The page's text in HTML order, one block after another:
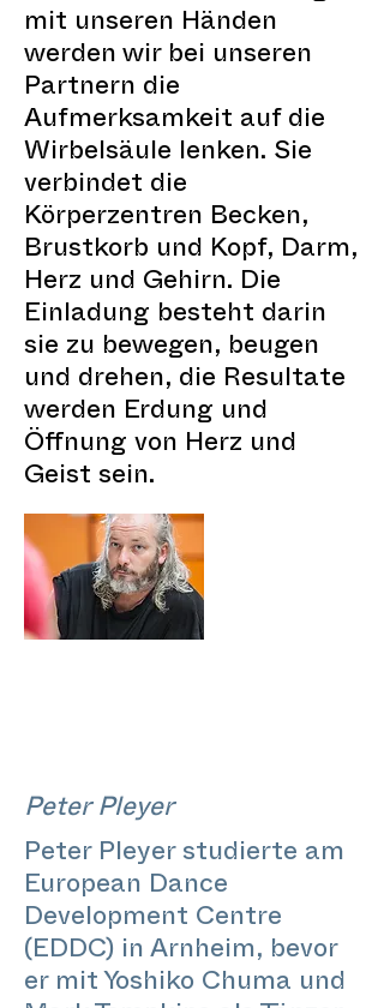
mit unseren Händen
werden wir bei unseren
Partnern die
Aufmerksamkeit auf die
Wirbelsäule lenken. Sie
verbindet die
Körperzentren Becken,
Brustkorb und Kopf, Darm,
Herz und Gehirn. Die
Einladung besteht darin
sie zu bewegen, beugen
und drehen, die Resultate
werden Erdung und
Öffnung von Herz und
Geist sein.
Peter Pleyer
Peter Pleyer studierte am
European Dance
Development Centre
(EDDC) in Arnheim, bevor
er mit Yoshiko Chuma und